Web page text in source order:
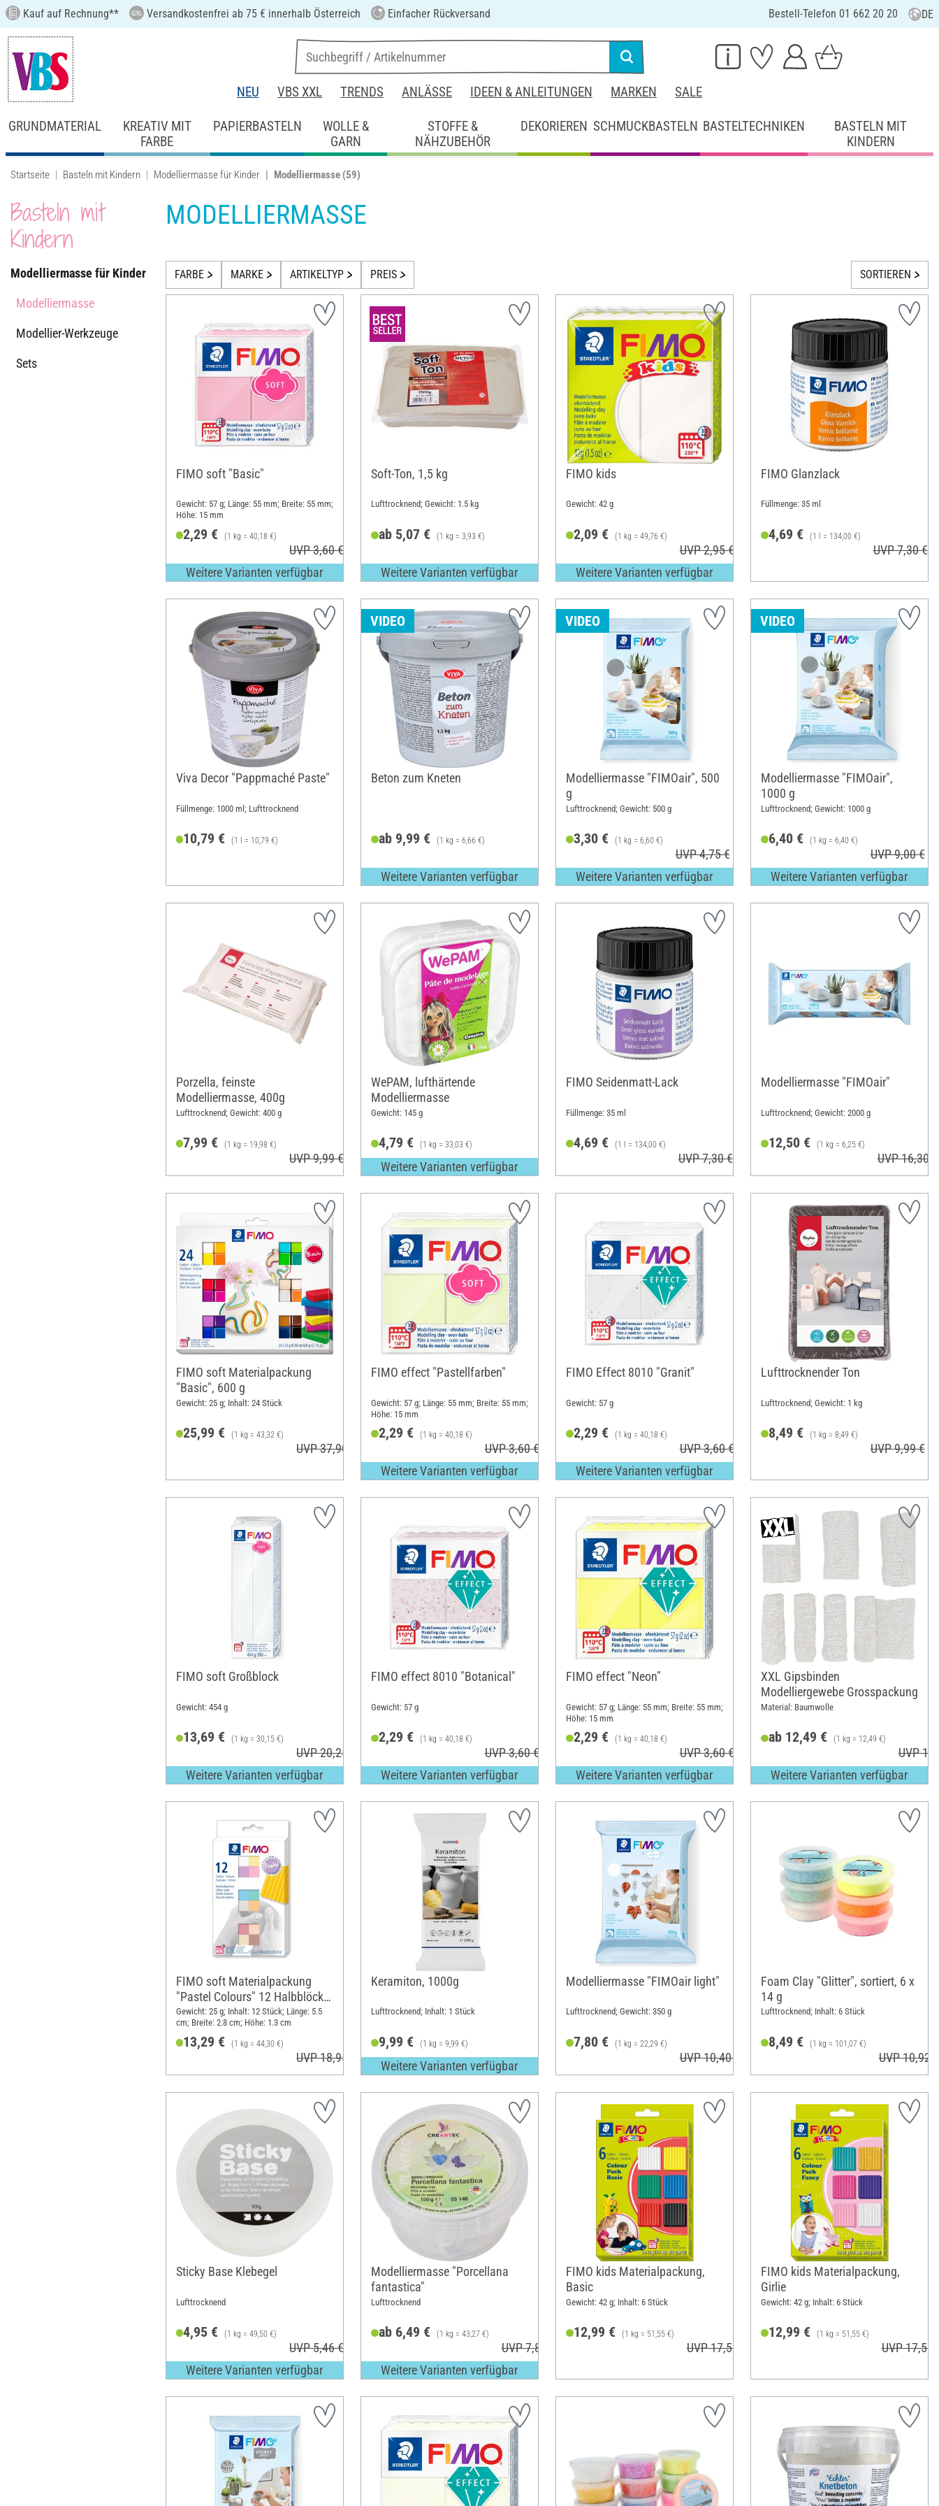
Kauf auf Rechnung** Versandkostenfrei ab 75 € innerhalb Österreich Einfacher Rückversand Bestell-Telefon 01 662 20 20 DE
NEU VBS XXL TRENDS ANLÄSSE IDEEN & ANLEITUNGEN MARKEN SALE
GRUNDMATERIAL
KREATIV MIT
FARBE
PAPIERBASTELN
WOLLE &
GARN
STOFFE &
NÄHZUBEHÖR
DEKORIEREN SCHMUCKBASTELN BASTELTECHNIKEN
BASTELN MIT
KINDERN
Startseite Basteln mit Kindern Modelliermasse für Kinder Modelliermasse (59)
Basteln mit
Kindern
Modelliermasse für Kinder
Modelliermasse
Modellier-Werkzeuge
Sets
MODELLIERMASSE
FARBE MARKE ARTIKELTYP PREIS SORTIEREN
FIMO soft "Basic"
Gewicht: 57 g; Länge: 55 mm; Breite: 55 mm;
Höhe: 15 mm
2,29 € (1 kg = 40,18 €)
UVP 3,60 €
Weitere Varianten verfügbar
Soft-Ton, 1,5 kg
Lufttrocknend; Gewicht: 1.5 kg
ab 5,07 € (1 kg = 3,93 €)
Weitere Varianten verfügbar
FIMO kids
Gewicht: 42 g
2,09 € (1 kg = 49,76 €)
UVP 2,95 €
Weitere Varianten verfügbar
FIMO Glanzlack
Füllmenge: 35 ml
4,69 € (1 l = 134,00 €)
UVP 7,30 €
Viva Decor "Pappmaché Paste"
Füllmenge: 1000 ml; Lufttrocknend
10,79 € (1 l = 10,79 €)
VIDEO
Beton zum Kneten
ab 9,99 € (1 kg = 6,66 €)
Weitere Varianten verfügbar
VIDEO
Modelliermasse "FIMOair", 500
g
Lufttrocknend; Gewicht: 500 g
3,30 € (1 kg = 6,60 €)
UVP 4,75 €
Weitere Varianten verfügbar
VIDEO
Modelliermasse "FIMOair",
1000 g
Lufttrocknend; Gewicht: 1000 g
6,40 € (1 kg = 6,40 €)
UVP 9,00 €
Weitere Varianten verfügbar
Porzella, feinste
Modelliermasse, 400g
Lufttrocknend; Gewicht: 400 g
7,99 € (1 kg = 19,98 €)
UVP 9,99 €
WePAM, lufthärtende
Modelliermasse
Gewicht: 145 g
4,79 € (1 kg = 33,03 €)
Weitere Varianten verfügbar
FIMO Seidenmatt-Lack
Füllmenge: 35 ml
4,69 € (1 l = 134,00 €)
UVP 7,30 €
Modelliermasse "FIMOair"
Lufttrocknend; Gewicht: 2000 g
12,50 € (1 kg = 6,25 €)
UVP 16,30 €
FIMO soft Materialpackung
"Basic", 600 g
Gewicht: 25 g; Inhalt: 24 Stück
25,99 € (1 kg = 43,32 €)
UVP 37,90 €
FIMO effect "Pastellfarben"
Gewicht: 57 g; Länge: 55 mm; Breite: 55 mm;
Höhe: 15 mm
2,29 € (1 kg = 40,18 €)
UVP 3,60 €
Weitere Varianten verfügbar
FIMO Effect 8010 "Granit"
Gewicht: 57 g
2,29 € (1 kg = 40,18 €)
UVP 3,60 €
Weitere Varianten verfügbar
Lufttrocknender Ton
Lufttrocknend; Gewicht: 1 kg
8,49 € (1 kg = 8,49 €)
UVP 9,99 €
FIMO soft Großblock
Gewicht: 454 g
13,69 € (1 kg = 30,15 €)
UVP 20,25 €
Weitere Varianten verfügbar
FIMO effect 8010 "Botanical"
Gewicht: 57 g
2,29 € (1 kg = 40,18 €)
UVP 3,60 €
Weitere Varianten verfügbar
FIMO effect "Neon"
Gewicht: 57 g; Länge: 55 mm; Breite: 55 mm;
Höhe: 15 mm
2,29 € (1 kg = 40,18 €)
UVP 3,60 €
Weitere Varianten verfügbar
XXL Gipsbinden
Modelliergewebe Grosspackung
Material: Baumwolle
ab 12,49 € (1 kg = 12,49 €)
UVP
Weitere Varianten verfügbar
FIMO soft Materialpackung
"Pastel Colours" 12 Halbblöcke,
300 g
Gewicht: 25 g; Inhalt: 12 Stück; Länge: 5.5
cm; Breite: 2.8 cm; Höhe: 1.3 cm
13,29 € (1 kg = 44,30 €)
UVP 18,95 €
Keramiton, 1000g
Lufttrocknend; Inhalt: 1 Stück
9,99 € (1 kg = 9,99 €)
Weitere Varianten verfügbar
Modelliermasse "FIMOair light"
Lufttrocknend; Gewicht: 350 g
7,80 € (1 kg = 22,29 €)
UVP 10,40 €
Foam Clay "Glitter", sortiert, 6 x
14 g
Lufttrocknend; Inhalt: 6 Stück
8,49 € (1 kg = 101,07 €)
UVP 10,92 €
Sticky Base Klebegel
Lufttrocknend
4,95 € (1 kg = 49,50 €)
UVP 5,46 €
Weitere Varianten verfügbar
Modelliermasse "Porcellana
fantastica"
Lufttrocknend
ab 6,49 € (1 kg = 43,27 €)
UVP 7,80 €
Weitere Varianten verfügbar
FIMO kids Materialpackung,
Basic
Gewicht: 42 g; Inhalt: 6 Stück
12,99 € (1 kg = 51,55 €)
UVP 17,50 €
FIMO kids Materialpackung,
Girlie
Gewicht: 42 g; Inhalt: 6 Stück
12,99 € (1 kg = 51,55 €)
UVP 17,50